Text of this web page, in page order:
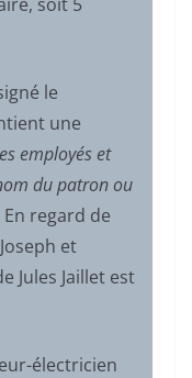
le
une
employés et
du patron ou
En regard de
et
Jules Jaillet est
électricien